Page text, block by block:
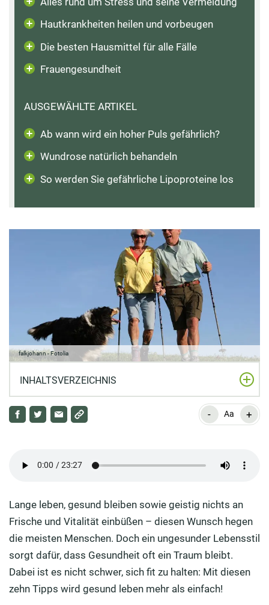
Hautkrankheiten heilen und vorbeugen
Die besten Hausmittel für alle Fälle
Frauengesundheit
AUSGEWÄHLTE ARTIKEL
Ab wann wird ein hoher Puls gefährlich?
Wundrose natürlich behandeln
So werden Sie gefährliche Lipoproteine los
falkjohann - Fotolia
INHALTSVERZEICHNIS
Was bedeutet der Begriff Gesundheit?
Was trägt zu einem gesunden Leben bei?
Fazit: Bewusst für einen gesunden Lebensstil
entscheiden
- Aa +
Lange leben, gesund bleiben sowie geistig nichts an
Frische und ­Vitalität einbüßen – diesen Wunsch hegen
die meisten Menschen. Doch ein ungesunder Lebensstil
sorgt dafür, dass Gesundheit oft ein Traum bleibt.
Dabei ist es nicht schwer, sich fit zu halten: Mit diesen
zehn Tipps wird gesund leben mehr als einfach!